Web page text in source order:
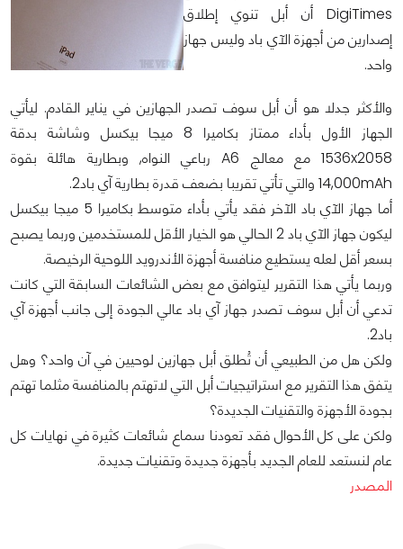
DigiTimes أن أبل تنوي إطلاق
إصدارين من أجهزة الآي باد وليس جهاز
واحد.
والأكثر جدلا هو أن أبل سوف تصدر الجهازين في يناير القادم. ليأتي
الجهاز الأول بأداء ممتاز بكاميرا 8 ميجا بيكسل وشاشة بدقة
1536x2058 مع معالج A6 رباعي النواه, وبطارية هائلة بقوة
14,000mAh والتي تأتي تقريبا بضعف قدرة بطارية آي باد2.
أما جهاز الآي باد الآخر فقد يأتي بأداء متوسط بكاميرا 5 ميجا بيكسل
ليكون جهاز الآي باد 2 الحالي هو الخيار الأقل للمستخدمين وربما يصبح
بسعر أقل لعله يستطيع منافسة أجهزة الأندرويد اللوحية الرخيصة.
وربما يأتي هذا التقرير ليتوافق مع بعض الشائعات السابقة التي كانت
تدعي أن أبل سوف تصدر جهاز آي باد عالي الجودة إلى جانب أجهزة آي
باد2.
ولكن هل من الطبيعي أن تُطلق أبل جهازين لوحيين في آن واحد؟ وهل
يتفق هذا التقرير مع استراتيجيات أبل التي لاتهتم بالمنافسة مثلما تهتم
بجودة الأجهزة والتقنيات الجديدة؟
ولكن على كل الأحوال فقد تعودنا سماع شائعات كثيرة في نهايات كل
عام لنستعد للعام الجديد بأجهزة جديدة وتقنيات جديدة.
المصدر